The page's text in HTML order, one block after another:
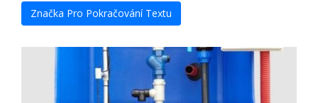
Značka Pro Pokračování Textu